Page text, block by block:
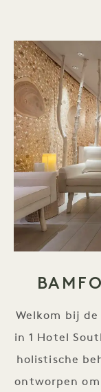
Welkom bij de
in 1 Hotel
holistische
ontworpen